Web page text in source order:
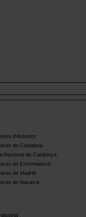
d'Asturies
de Cantabria
Nacional de Catalunya
de Extremadura
de Madrid
de Navarra